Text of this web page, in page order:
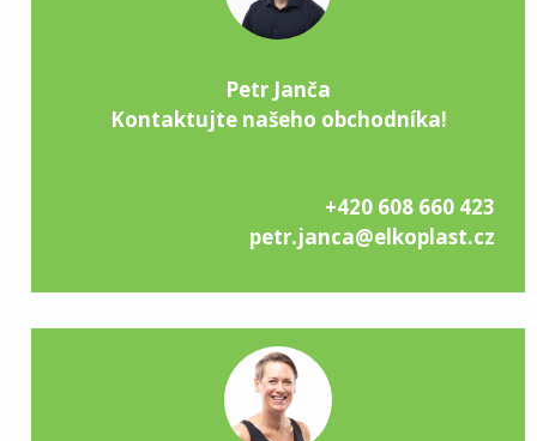
Petr Janča
Kontaktujte našeho obchodníka!
+420 608 660 423
petr.janca@elkoplast.cz